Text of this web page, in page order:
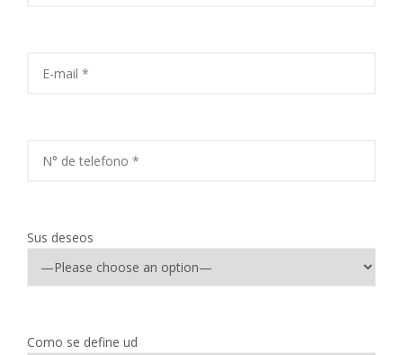
Sus deseos
Como se define ud